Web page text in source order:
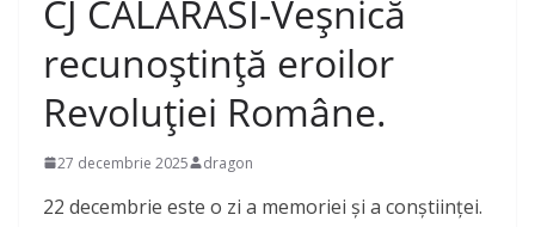
CJ CALARASI-Veșnică
recunoștință eroilor
Revoluției Române.
27 decembrie 2025 dragon
22 decembrie este o zi a memoriei și a conștiinței.